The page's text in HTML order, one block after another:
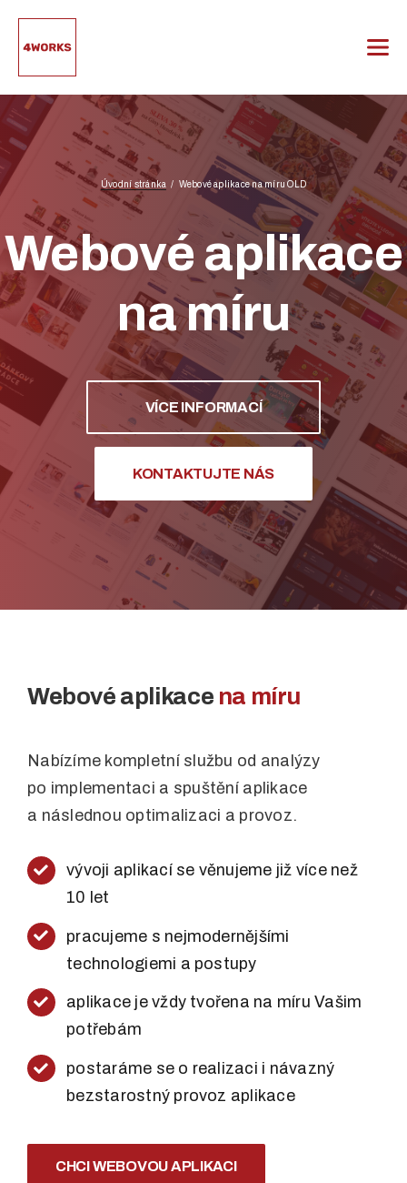
Úvodní stránka Webové aplikace na míru OLD
Webové aplikace
na míru
VÍCE INFORMACÍ
KONTAKTUJTE NÁS
Webové aplikace na míru
Nabízíme kompletní službu od analýzy
po implementaci a spuštění aplikace
a následnou optimalizaci a provoz.
vývoji aplikací se věnujeme již více než
10 let
pracujeme s nejmodernějšími
technologiemi a postupy
aplikace je vždy tvořena na míru Vašim
potřebám
postaráme se o realizaci i návazný
bezstarostný provoz aplikace
CHCI WEBOVOU APLIKACI